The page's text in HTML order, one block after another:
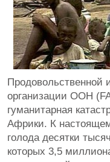
Продовольственной
организации ООН
гуманитарная
Африки. К
голода десятки
которых 3,5